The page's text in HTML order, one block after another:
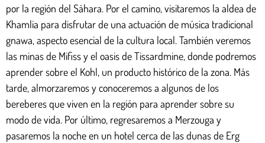
por la región del Sáhara. Por el camino, visitaremos la aldea de
Khamlia para disfrutar de una actuación de música tradicional
gnawa, aspecto esencial de la cultura local. También veremos
las minas de Mifiss y el oasis de Tissardmine, donde podremos
aprender sobre el Kohl, un producto histórico de la zona. Más
tarde, almorzaremos y conoceremos a algunos de los
bereberes que viven en la región para aprender sobre su
modo de vida. Por último, regresaremos a Merzouga y
pasaremos la noche en un hotel cerca de las dunas de Erg